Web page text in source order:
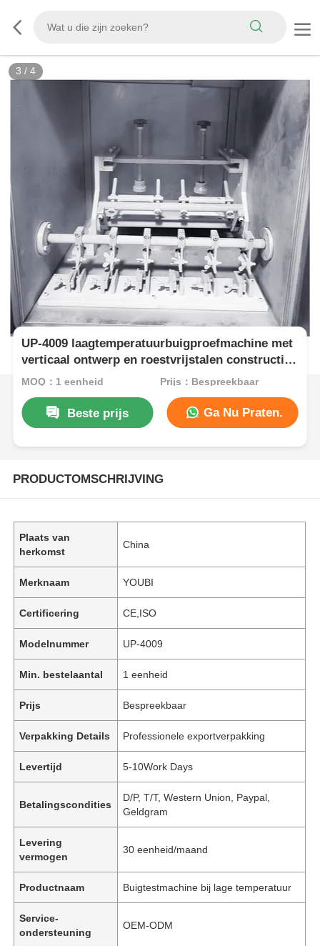
4 / 4
UP-4009 laagtemperatuurbuigproefmachine met
verticaal ontwerp en roestvrijstalen constructie
voor rubber koudbuigweerstandstesten ISO
MOQ：1 eenheid Prijs：Bespreekbaar
Beste prijs Ga Nu Praten.
PRODUCTOMSCHRIJVING
Plaats van
herkomst
China
Merknaam YOUBI
Certificering CE,ISO
Modelnummer UP-4009
Min. bestelaantal 1 eenheid
Prijs Bespreekbaar
Verpakking Details Professionele exportverpakking
Levertijd 5-10Work Days
Betalingscondities
D/P, T/T, Western Union, Paypal,
Geldgram
Levering
vermogen
30 eenheid/maand
Productnaam Buigtestmachine bij lage temperatuur
Service-
ondersteuning
OEM-ODM